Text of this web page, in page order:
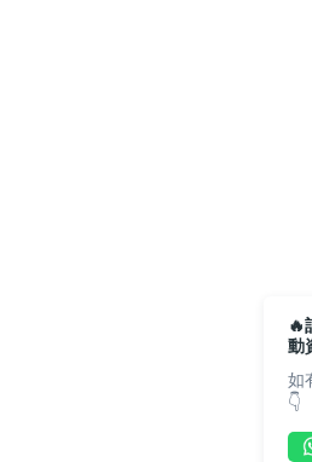
🔥
動
如
👇